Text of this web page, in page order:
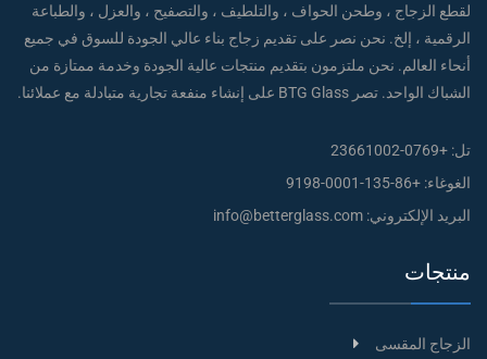
لقطع الزجاج ، وطحن الحواف ، والتلطيف ، والتصفيح ، والعزل ، والطباعة
الرقمية ، إلخ. نحن نصر على تقديم زجاج بناء عالي الجودة للسوق في جميع
أنحاء العالم. نحن ملتزمون بتقديم منتجات عالية الجودة وخدمة ممتازة من
الشباك الواحد. تصر BTG Glass على إنشاء منفعة تجارية متبادلة مع عملائنا.
تل: +0769-23661002
الغوغاء: +86-135-0001-9198
البريد الإلكتروني: info@betterglass.com
منتجات
الزجاج المقسى